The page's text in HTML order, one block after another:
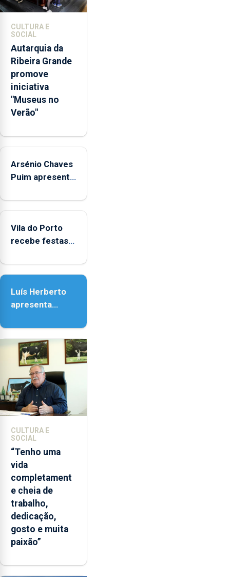
de
competências
pessoais,
emocionais
e
sociais
junto
das
crianças
CULTURA E
SOCIAL
Autarquia da
Ribeira Grande
promove
iniciativa
"Museus no
Verão"
Arsénio Chaves
Puim apresenta
Biblioteca de
Vila do Porto
recebe festas
Nossa Senhora
Luís Herberto
apresenta
Paisagem’
CULTURA E
SOCIAL
“Tenho uma
vida
completament
e cheia de
trabalho,
dedicação,
gosto e muita
paixão”